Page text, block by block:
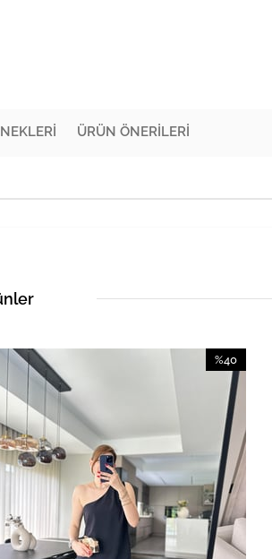
ÜRÜN ÖNERILERI
%40
İndirim
%40İndirim